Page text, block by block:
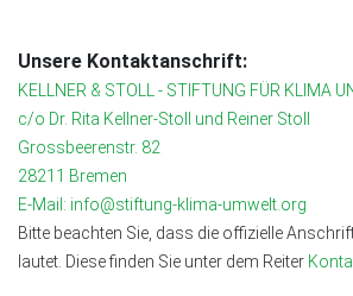
Unsere Kontaktanschrift:
KELLNER & STOLL - STIFTUNG FÜR KLIMA
c/o Dr. Rita Kellner-Stoll und Reiner Stoll
Grossbeerenstr. 82
28211 Bremen
E-Mail: info@stiftung-klima-umwelt.org
Bitte beachten Sie, dass die offizielle
lautet. Diese finden Sie unter dem Reiter